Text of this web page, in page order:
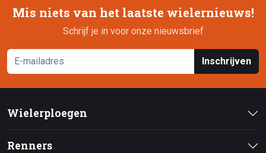
Mis niets van het laatste wielernieuws!
Schrijf je in voor onze nieuwsbrief
Inschrijven
Wielerploegen
Renners